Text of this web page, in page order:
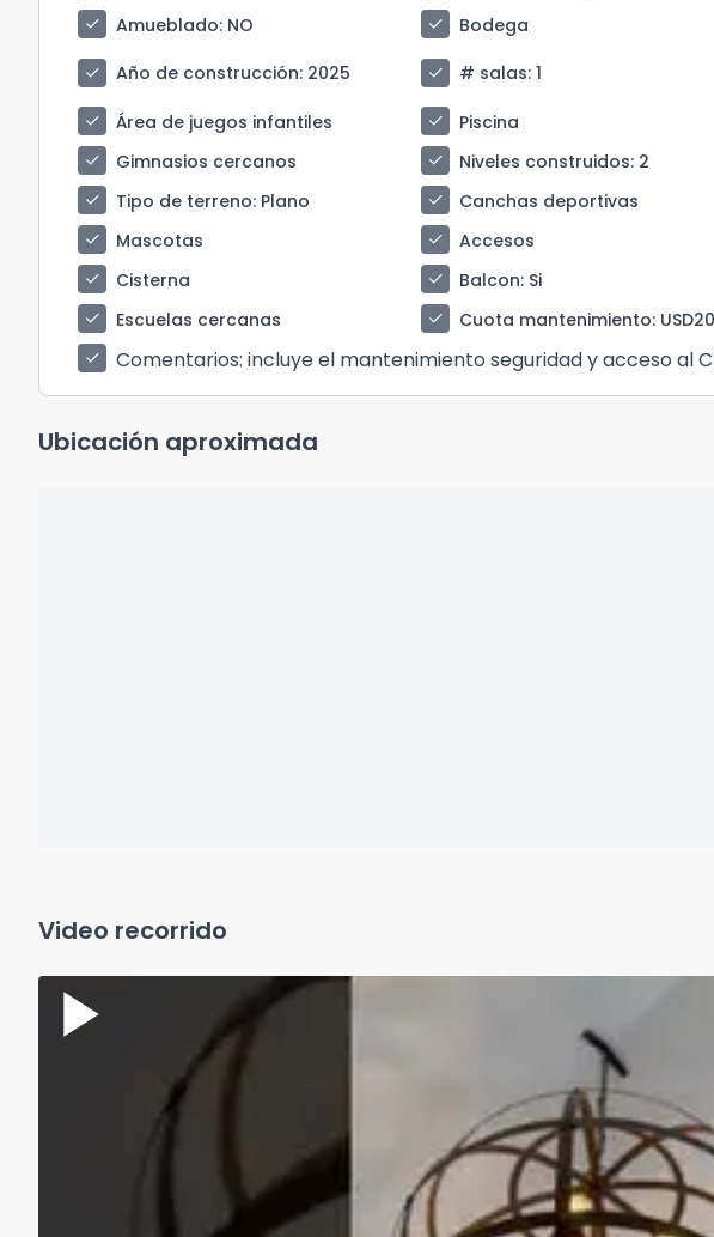
check
Amueblado: NO check Bodega
check
Año de construcción: 2025 check # salas: 1
check
Área de juegos infantiles check Piscina
check
Gimnasios cercanos check Niveles construidos: 2
check
Tipo de terreno: Plano check Canchas deportivas
check
Mascotas check Accesos
check
Cisterna check Balcon: Si
check
Escuelas cercanas check Cuota mantenimiento:
check
Comentarios: incluye el mantenimiento seguridad y acceso al
Ubicación aproximada
Video recorrido